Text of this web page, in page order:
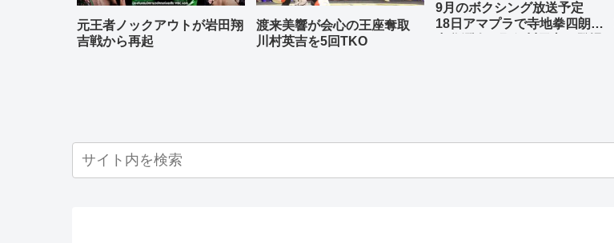
元王者ノックアウトが岩田翔
吉戦から再起
渡来美響が会心の王座奪取
川村英吉を5回TKO
9月のボクシング放送予定
18日アマプラで寺地拳四朗、